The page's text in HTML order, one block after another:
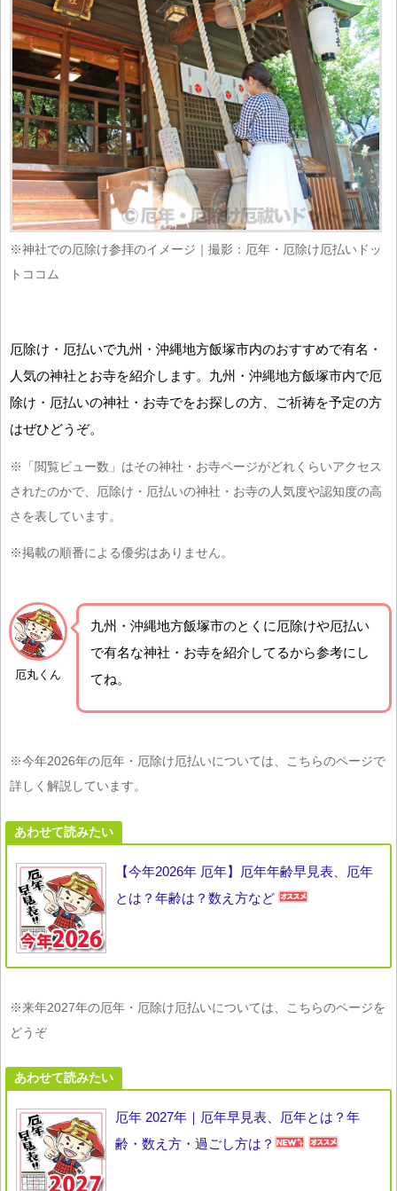
※神社での厄除け参拝のイメージ｜撮影：厄年・厄除け厄払いドッ
トココム
厄除け・厄払いで九州・沖縄地方飯塚市内のおすすめで有名・
人気の神社とお寺を紹介します。九州・沖縄地方飯塚市内で厄
除け・厄払いの神社・お寺でをお探しの方、ご祈祷を予定の方
はぜひどうぞ。
※「閲覧ビュー数」はその神社・お寺ページがどれくらいアクセス
されたのかで、厄除け・厄払いの神社・お寺の人気度や認知度の高
さを表しています。
※掲載の順番による優劣はありません。
厄丸くん
九州・沖縄地方飯塚市のとくに厄除けや厄払い
で有名な神社・お寺を紹介 してるから参考にし
てね。
※今年2026年の厄年・厄除け厄払いについては、こちらのページで
詳しく解説しています。
あわせて読みたい
【今年2026年 厄年】厄年年齢早見表、厄年
とは？年齢は？数え方など
※来年2027年の厄年・厄除け厄払いについては、こちらのページを
どうぞ
あわせて読みたい
厄年 2027年｜厄年早見表、厄年とは？年
齢・数え方・過ごし方は？